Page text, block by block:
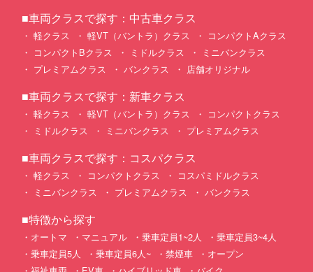
■車両クラスで探す：中古車クラス
軽クラス 軽VT（バントラ）クラス
コンパクトAクラス
コンパクトBクラス
ミドルクラス
ミニバンクラス
プレミアムクラス
バンクラス 店舗オリジナル
■車両クラスで探す：新車クラス
軽クラス 軽VT（バントラ）クラス
コンパクトクラス
ミドルクラス
ミニバンクラス プレミアムクラス
■車両クラスで探す：コスパクラス
軽クラス コンパクトクラス
コスパミドルクラス
ミニバンクラス
プレミアムクラス バンクラス
■特徴から探す
オートマ マニュアル 乗車定員1~2人
乗車定員3~4人
乗車定員5人
乗車定員6人~ 禁煙車
オープン